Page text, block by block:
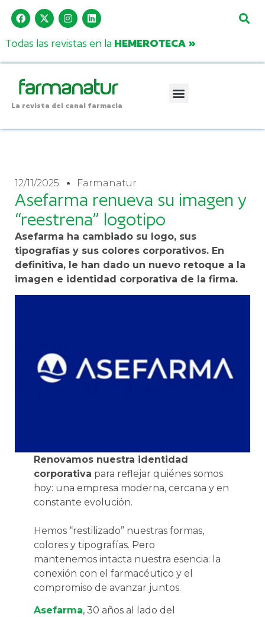
Todas las revistas en la HEMEROTECA »
La revista del canal farmacia
12/11/2025 Farmanatur
Asefarma renueva su imagen y
“reestrena” logotipo
Asefarma ha cambiado su logo, sus
tipografías y sus colores corporativos. En
definitiva, le han dado un nuevo retoque a la
imagen e identidad corporativa de la firma.
Renovamos nuestra identidad
corporativa para reflejar quiénes somos
hoy: una empresa moderna, cercana y en
constante evolución.
Hemos “restilizado” nuestras formas,
colores y tipografías. Pero
mantenemos intacta nuestra esencia: la
conexión con el farmacéutico y el
compromiso de avanzar juntos.
Asefarma, 30 años al lado del